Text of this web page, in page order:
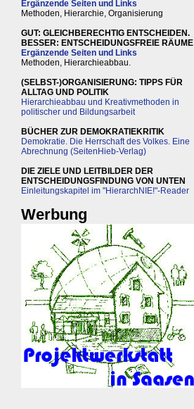
Ergänzende Seiten und Links
Methoden, Hierarchie, Organisierung
GUT: GLEICHBERECHTIG ENTSCHEIDEN.
BESSER: ENTSCHEIDUNGSFREIE RÄUME
Ergänzende Seiten und Links
Methoden, Hierarchieabbau.
(SELBST-)ORGANISIERUNG: TIPPS FÜR
ALLTAG UND POLITIK
Hierarchieabbau und Kreativmethoden in
politischer und Bildungsarbeit
BÜCHER ZUR DEMOKRATIEKRITIK
Demokratie. Die Herrschaft des Volkes. Eine
Abrechnung (SeitenHieb-Verlag)
DIE ZIELE UND LEITBILDER DER
ENTSCHEIDUNGSFINDUNG VON UNTEN
Einleitungskapitel im "HierarchNIE!"-Reader
Werbung